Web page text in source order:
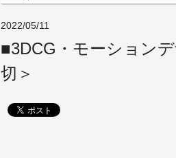
2022/05/11
■3DCG・モーション
切＞